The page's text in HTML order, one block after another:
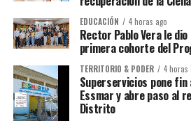
EDUCACIÓN 4 horas ago
Rector Pablo Vera le
primera cohorte del
TERRITORIO & PODER 4 horas
Superservicios pone
Essmar y abre paso al
Distrito